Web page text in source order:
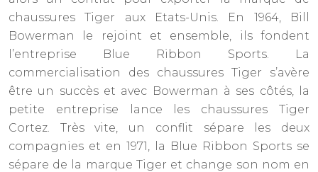
chaussures Tiger aux Etats-Unis. En 1964, Bill
Bowerman le rejoint et ensemble, ils fondent
l’entreprise Blue Ribbon Sports. La
commercialisation des chaussures Tiger s’avère
être un succès et avec Bowerman à ses côtés, la
petite entreprise lance les chaussures Tiger
Cortez. Très vite, un conflit sépare les deux
compagnies et en 1971, la Blue Ribbon Sports se
sépare de la marque Tiger et change son nom en